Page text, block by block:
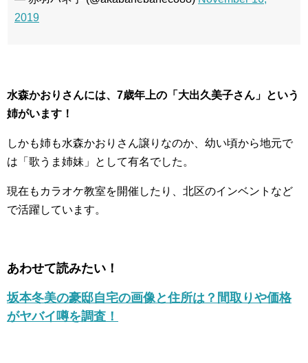
2019
水森かおりさんには、7歳年上の「大出久美子さん」という
姉がいます！
しかも姉も水森かおりさん譲りなのか、幼い頃から地元で
は「歌うま姉妹」として有名でした。
現在もカラオケ教室を開催したり、北区のインベントなど
で活躍しています。
あわせて読みたい！
坂本冬美の豪邸自宅の画像と住所は？間取りや価格
がヤバイ噂を調査！